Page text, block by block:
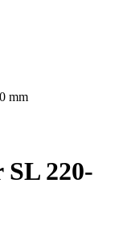
mm
SL 220-